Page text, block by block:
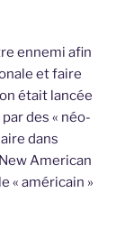
ennemi afin
et faire
était lancée
des « néo-
dans
American
« américain »